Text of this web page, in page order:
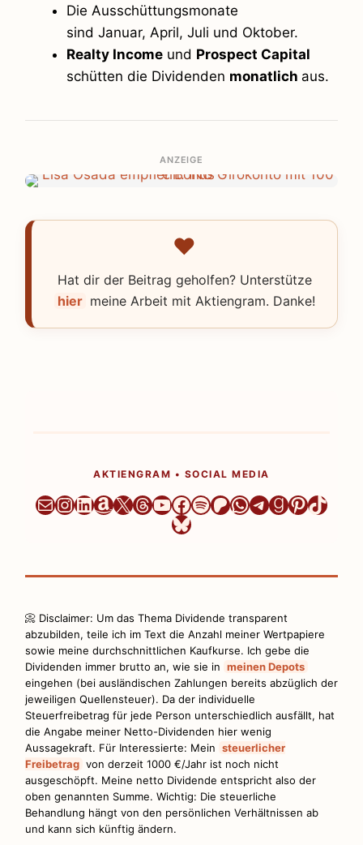
Die Ausschüttungsmonate
sind Januar, April, Juli und Oktober.
Realty Income und Prospect Capital
schütten die Dividenden monatlich aus.
ANZEIGE
Hat dir der Beitrag geholfen? Unterstütze
hier meine Arbeit mit Aktiengram. Danke!
AKTIENGRAM • SOCIAL MEDIA
Newsletter
Instagram
LinkedIn
Amazon
X Threads
YouTube
Facebook
Spotify
Patreon
WhatsApp
Telegram
Bluesky
📀 Disclaimer: Um das Thema Dividende transparent
abzubilden, teile ich im Text die Anzahl meiner Wertpapiere
sowie meine durchschnittlichen Kaufkurse. Ich gebe die
Dividenden immer brutto an, wie sie in meinen Depots
eingehen (bei ausländischen Zahlungen bereits abzüglich der
jeweiligen Quellensteuer). Da der individuelle
Steuerfreibetrag für jede Person unterschiedlich ausfällt, hat
die Angabe meiner Netto-Dividenden hier wenig
Aussagekraft. Für Interessierte: Mein steuerlicher
Freibetrag von derzeit 1000 €/Jahr ist noch nicht
ausgeschöpft. Meine netto Dividende entspricht also der
oben genannten Summe. Wichtig: Die steuerliche
Behandlung hängt von den persönlichen Verhältnissen ab
und kann sich künftig ändern.